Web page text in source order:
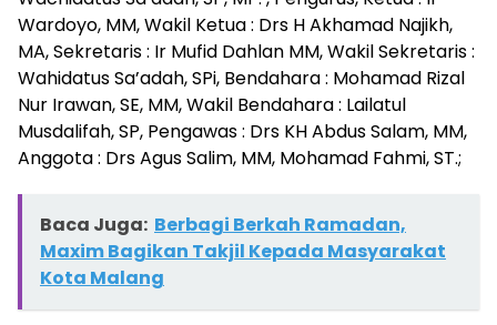
Wardoyo, MM, Wakil Ketua : Drs H Akhamad Najikh,
MA, Sekretaris : Ir Mufid Dahlan MM, Wakil Sekretaris :
Wahidatus Sa’adah, SPi, Bendahara : Mohamad Rizal
Nur Irawan, SE, MM, Wakil Bendahara : Lailatul
Musdalifah, SP, Pengawas : Drs KH Abdus Salam, MM,
Anggota : Drs Agus Salim, MM, Mohamad Fahmi, ST.;
Baca Juga: Berbagi Berkah Ramadan,
Maxim Bagikan Takjil Kepada Masyarakat
Kota Malang